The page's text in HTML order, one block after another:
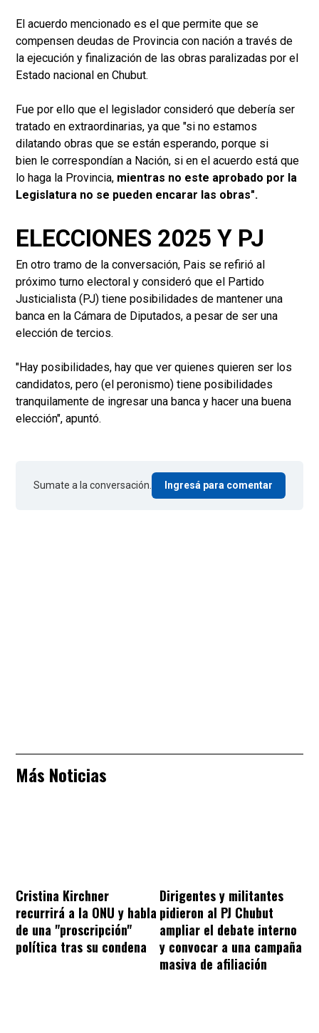
El acuerdo mencionado es el que permite que se
compensen deudas de Provincia con nación a través de
la ejecución y finalización de las obras paralizadas por el
Estado nacional en Chubut.
Fue por ello que el legislador consideró que debería ser
tratado en extraordinarias, ya que "si no estamos
dilatando obras que se están esperando, porque si
bien le correspondían a Nación, si en el acuerdo está que
lo haga la Provincia, mientras no este aprobado por la
Legislatura no se pueden encarar las obras".
ELECCIONES 2025 Y PJ
En otro tramo de la conversación, Pais se refirió al
próximo turno electoral y consideró que el Partido
Justicialista (PJ) tiene posibilidades de mantener una
banca en la Cámara de Diputados, a pesar de ser una
elección de tercios.
"Hay posibilidades, hay que ver quienes quieren ser los
candidatos, pero (el peronismo) tiene posibilidades
tranquilamente de ingresar una banca y hacer una buena
elección", apuntó.
Sumate a la conversación. Ingresá para comentar
Más Noticias
Cristina Kirchner
recurrirá a la ONU y habla
de una "proscripción"
política tras su condena
Dirigentes y militantes
pidieron al PJ Chubut
ampliar el debate interno
y convocar a una campaña
masiva de afiliación